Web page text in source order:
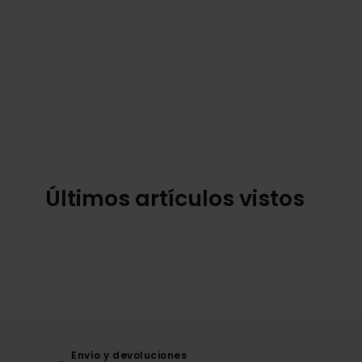
Últimos artículos vistos
Envío y devoluciones